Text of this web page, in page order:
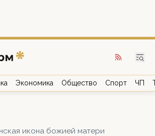
Экономика Общество Спорт ЧП
икона божией матери